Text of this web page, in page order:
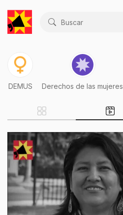
DEMUS Derechos de las mujeres